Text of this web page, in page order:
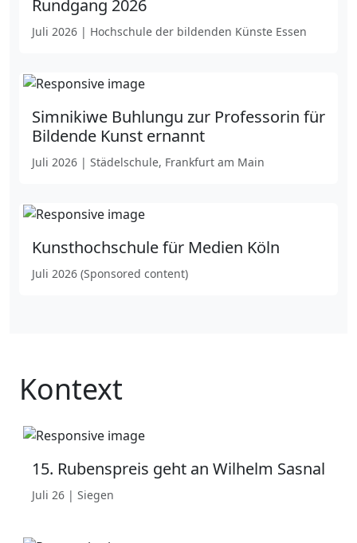
Rundgang 2026
Juli 2026 | Hochschule der bildenden Künste Essen
Simnikiwe Buhlungu zur Professorin für
Bildende Kunst ernannt
Juli 2026 | Städelschule, Frankfurt am Main
Kunsthochschule für Medien Köln
Juli 2026 (Sponsored content)
Kontext
15. Rubenspreis geht an Wilhelm Sasnal
Juli 26 | Siegen